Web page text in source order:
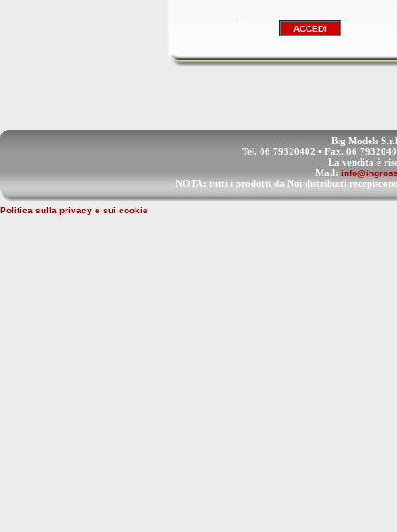
Big Models
Tel. 06 79320402 • Fax. 06
La vendita è
Mail:
NOTA: tutti i prodotti da Noi distribuiti
Politica sulla privacy e sui cookie